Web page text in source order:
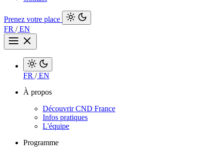
Prenez votre place
FR /EN
FR /EN
À propos
Découvrir CND France
Infos pratiques
L'équipe
Programme